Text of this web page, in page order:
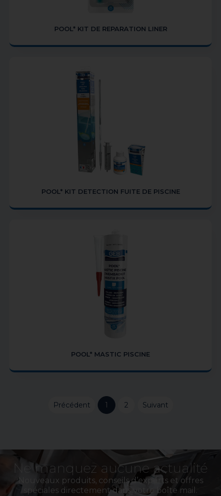
POOL* KIT DE REPARATION LINER
POOL* KIT DETECTION FUITE DE PISCINE
POOL* MASTIC PISCINE
Précédent 1 2 Suivant
Ne manquez aucune actualité
Nouveaux produits, conseils d’experts et offres
spéciales directement dans votre boîte mail.